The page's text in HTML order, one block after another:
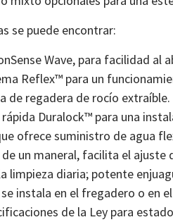
se puede encontrar:
Wave, para facilidad al
Reflex™ para un
de regadera de rocío extraíble.
Duralock™ para una
ofrece suministro de agua
un maneral, facilita el ajuste
limpieza diaria; potente
instala en el fregadero o en
de la Ley para